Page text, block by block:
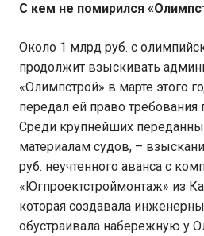
С кем не помирился
Около 1 млрд руб. с
продолжит взыскивать
«Олимпстрой» в марте этого
передал ей право
Среди крупнейших
материалам судов, –
руб. неучтенного аванса с
«Югпроектстроймонтаж» из
которая создавала
обустраивала набережную у